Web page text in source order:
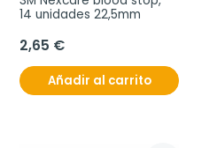
14 unidades 22,5mm
2,65 €
Añadir al carrito